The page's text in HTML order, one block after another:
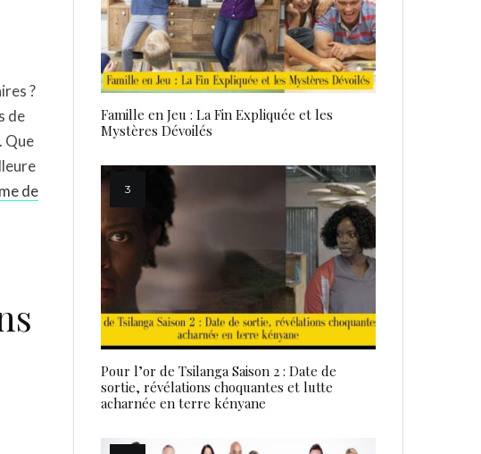
?
de
Que
de
Famille en Jeu : La Fin Expliquée et les
Mystères Dévoilés
Pour l’or de Tsilanga Saison 2 : Date de
sortie, révélations choquantes et lutte
acharnée en terre kényane